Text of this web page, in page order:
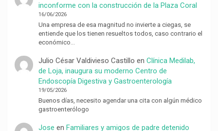
inconforme con la construcción de la Plaza Coral
16/06/2026
Una empresa de esa magnitud no invierte a ciegas, se
entiende que los tienen resueltos todos, caso contrario el
económico…
Julio César Valdivieso Castillo en Clínica Medilab,
de Loja, inaugura su moderno Centro de
Endoscopía Digestiva y Gastroenterología
19/05/2026
Buenos días, necesito agendar una cita con algún médico
gastroenterólogo
Jose en Familiares y amigos de padre detenido